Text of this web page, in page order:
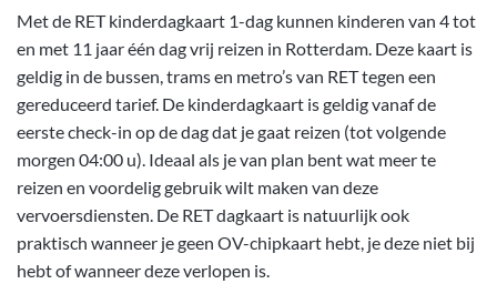
Met de RET kinderdagkaart 1-dag kunnen kinderen van 4 tot
en met 11 jaar één dag vrij reizen in Rotterdam. Deze kaart is
geldig in de bussen, trams en metro’s van RET tegen een
gereduceerd tarief. De kinderdagkaart is geldig vanaf de
eerste check-in op de dag dat je gaat reizen (tot volgende
morgen 04:00 u). Ideaal als je van plan bent wat meer te
reizen en voordelig gebruik wilt maken van deze
vervoersdiensten. De RET dagkaart is natuurlijk ook
praktisch wanneer je geen OV-chipkaart hebt, je deze niet bij
hebt of wanneer deze verlopen is.